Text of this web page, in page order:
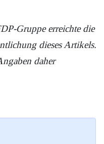
Gruppe erreichte die
dieses Artikels.
daher